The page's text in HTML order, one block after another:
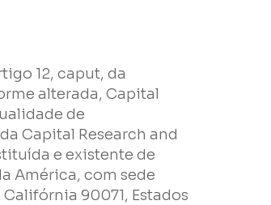
12, caput, da
alterada, Capital
de
Capital Research and
e existente de
América, com sede
90071, Estados